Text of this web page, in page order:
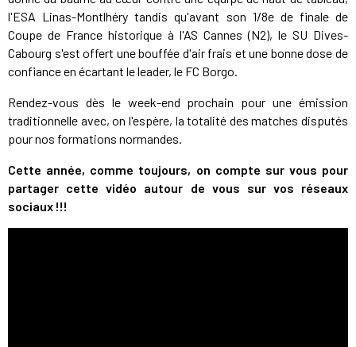
l'ESA Linas-Montlhéry tandis qu'avant son 1/8e de finale de
Coupe de France historique à l'AS Cannes (N2), le SU Dives-
Cabourg s'est offert une bouffée d'air frais et une bonne dose de
confiance en écartant le leader, le FC Borgo.
Rendez-vous dès le week-end prochain pour une émission
traditionnelle avec, on l'espère, la totalité des matches disputés
pour nos formations normandes.
Cette année, comme toujours, on compte sur vous pour
partager cette vidéo autour de vous sur vos réseaux
sociaux !!!